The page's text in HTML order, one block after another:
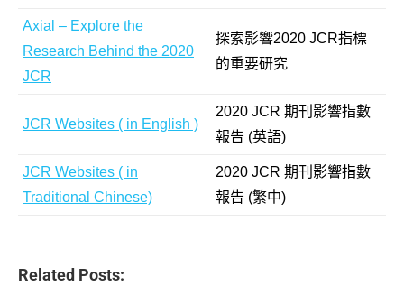
Axial – Explore the
Research Behind the 2020
JCR
探索影響2020 JCR指標
的重要研究
JCR Websites ( in English )
2020 JCR 期刊影響指數
報告 (英語)
JCR Websites ( in
Traditional Chinese)
2020 JCR 期刊影響指數
報告 (繁中)
Related Posts: